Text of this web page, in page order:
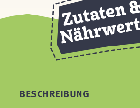
BESCHREIBUNG